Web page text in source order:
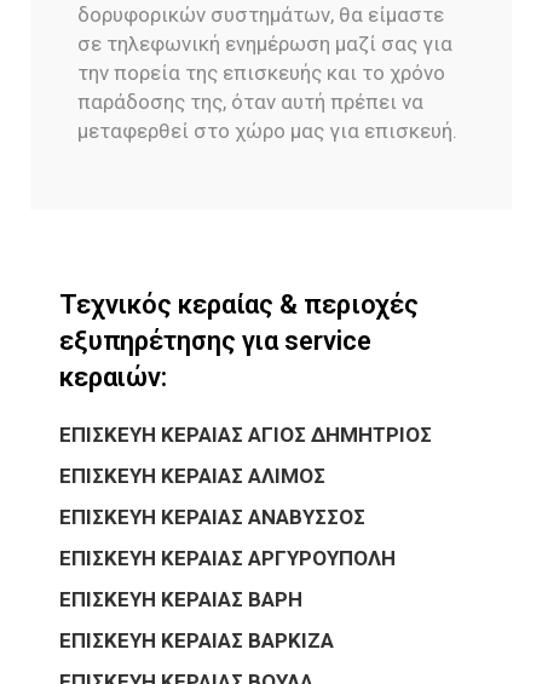
δορυφορικών συστημάτων, θα είμαστε
σε τηλεφωνική ενημέρωση μαζί σας για
την πορεία της επισκευής και το χρόνο
παράδοσης της, όταν αυτή πρέπει να
μεταφερθεί στο χώρο μας για επισκευή.
Τεχνικός κεραίας & περιοχές
εξυπηρέτησης για service
κεραιών:
ΕΠΙΣΚΕΥΗ ΚΕΡΑΙΑΣ ΑΓΙΟΣ ΔΗΜΗΤΡΙΟΣ
ΕΠΙΣΚΕΥΗ ΚΕΡΑΙΑΣ ΑΛΙΜΟΣ
ΕΠΙΣΚΕΥΗ ΚΕΡΑΙΑΣ ΑΝΑΒΥΣΣΟΣ
ΕΠΙΣΚΕΥΗ ΚΕΡΑΙΑΣ ΑΡΓΥΡΟΥΠΟΛΗ
ΕΠΙΣΚΕΥΗ ΚΕΡΑΙΑΣ ΒΑΡΗ
ΕΠΙΣΚΕΥΗ ΚΕΡΑΙΑΣ ΒΑΡΚΙΖΑ